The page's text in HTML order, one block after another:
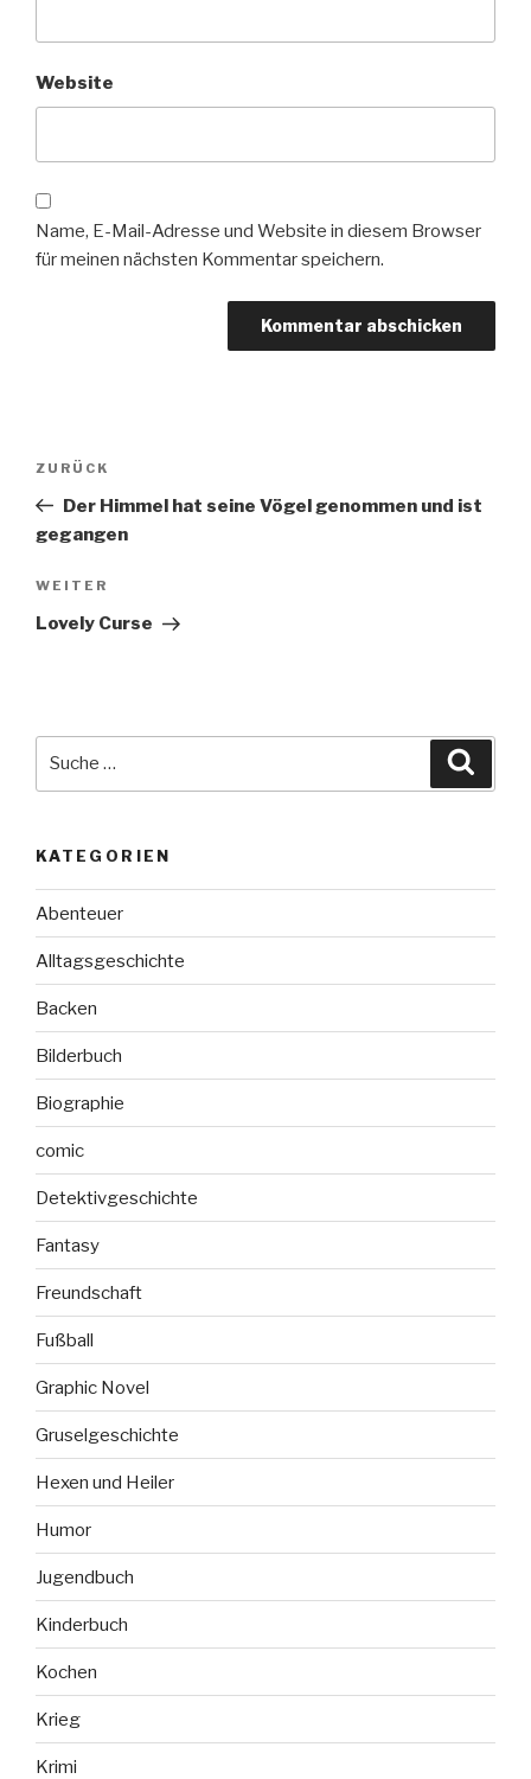
Website
Name, E-Mail-Adresse und Website in diesem Browser
für meinen nächsten Kommentar speichern.
Beitragsnavigation
Vorheriger
Beitrag
ZURÜCK
Der Himmel hat seine Vögel genommen und ist
gegangen
Nächster
Beitrag
WEITER
Lovely Curse
KATEGORIEN
Abenteuer
Alltagsgeschichte
Backen
Bilderbuch
Biographie
comic
Detektivgeschichte
Fantasy
Freundschaft
Fußball
Graphic Novel
Gruselgeschichte
Hexen und Heiler
Humor
Jugendbuch
Kinderbuch
Kochen
Krieg
Krimi